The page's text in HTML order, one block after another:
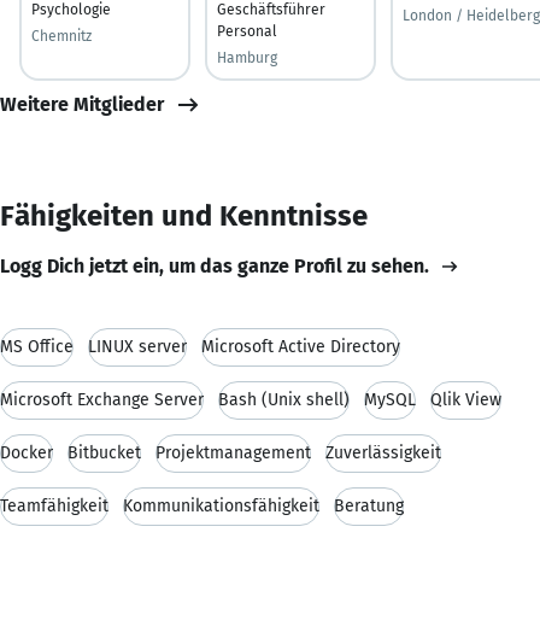
Psychologie
Chemnitz
Geschäftsführer
Personal
Hamburg
London / Heidelberg
Weitere Mitglieder
Fähigkeiten und Kenntnisse
Logg Dich jetzt ein, um das ganze Profil zu sehen.
MS Office LINUX server Microsoft Active Directory
Microsoft Exchange Server Bash (Unix shell) MySQL Qlik View
Docker Bitbucket Projektmanagement Zuverlässigkeit
Teamfähigkeit Kommunikationsfähigkeit Beratung